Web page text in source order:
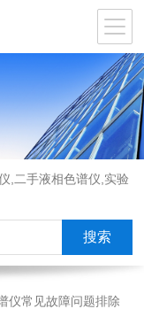
,二手液相色谱仪,实验
仪常见故障问题排除